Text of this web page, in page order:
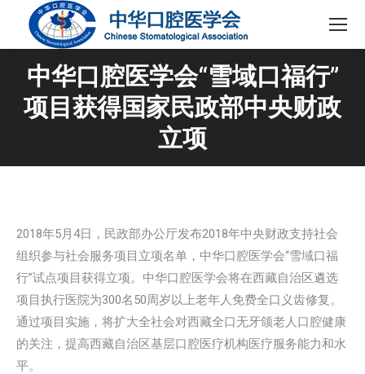
中华口腔医学会“雪域口福行”
项目获得国家民政部中央财政
立项
2018年5月4日，民政部办公厅发布2018年中央财政支持社会
组织参与社会服务项目立项名单，中华口腔医学会“雪域口福
行”试点项目获得立项。中华口腔医学会将在西藏自治区遴选
项目执行医院为300名50周岁以上老年人免费全口义齿修复。
通过项目实施，将扩大全社会对西藏全口无牙颌老人口腔健康
的关注，提高西藏自治区基层口腔医疗机构医疗服务能力和水
平。